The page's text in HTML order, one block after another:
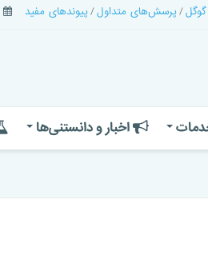
پرسش‌های متداول پیوندهای مفید
اخبار و دانستنی‌ها